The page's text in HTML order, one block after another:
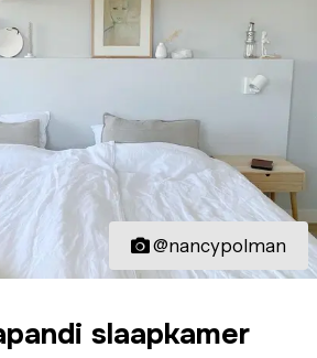
@nancypolman
slaapkamer